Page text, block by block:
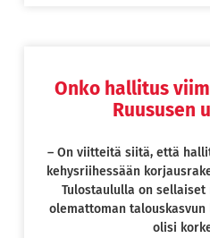
Onko hallitus
Ruususen
– On viitteitä siitä, että
kehysriihessään
Tulostaululla on
olemattoman
olisi